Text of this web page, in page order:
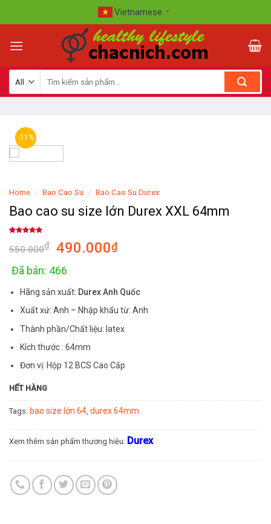
to
Vietnamese ▼
-11%
Home / Bao Cao Su / Bao Cao Su Durex
Bao cao su size lớn Durex XXL 64mm
out of 5
based on
rating
550.000₫ 490.000₫
Đã bán: 466
Hãng sản xuất: Durex Anh Quốc
Xuất xứ: Anh – Nhập khẩu từ: Anh
Thành phần/Chất liệu: latex
Kích thước : 64mm
Đơn vị: Hộp 12 BCS Cao Cấp
HẾT HÀNG
Tags: bao size lớn 64, durex 64mm
Xem thêm sản phẩm thương hiệu: Durex